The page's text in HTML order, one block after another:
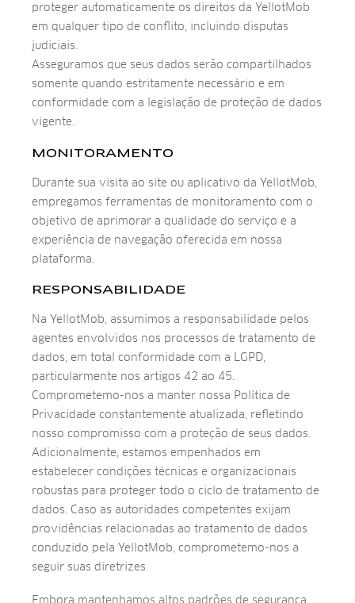
proteger automaticamente os direitos da YellotMob
em qualquer tipo de conflito, incluindo disputas
judiciais.
Asseguramos que seus dados serão compartilhados
somente quando estritamente necessário e em
conformidade com a legislação de proteção de dados
vigente.
MONITORAMENTO
Durante sua visita ao site ou aplicativo da YellotMob,
empregamos ferramentas de monitoramento com o
objetivo de aprimorar a qualidade do serviço e a
experiência de navegação oferecida em nossa
plataforma.
RESPONSABILIDADE
Na YellotMob, assumimos a responsabilidade pelos
agentes envolvidos nos processos de tratamento de
dados, em total conformidade com a LGPD,
particularmente nos artigos 42 ao 45.
Comprometemo-nos a manter nossa Política de
Privacidade constantemente atualizada, refletindo
nosso compromisso com a proteção de seus dados.
Adicionalmente, estamos empenhados em
estabelecer condições técnicas e organizacionais
robustas para proteger todo o ciclo de tratamento de
dados. Caso as autoridades competentes exijam
providências relacionadas ao tratamento de dados
conduzido pela YellotMob, comprometemo-nos a
seguir suas diretrizes.